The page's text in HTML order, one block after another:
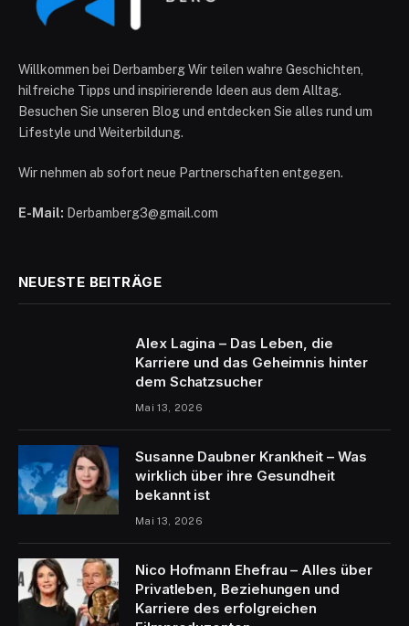
Willkommen bei Derbamberg Wir teilen wahre Geschichten,
hilfreiche Tipps und inspirierende Ideen aus dem Alltag.
Besuchen Sie unseren Blog und entdecken Sie alles rund um
Lifestyle und Weiterbildung.
Wir nehmen ab sofort neue Partnerschaften entgegen.
E-Mail: Derbamberg3@gmail.com
NEUESTE BEITRÄGE
Alex Lagina – Das Leben, die
Karriere und das Geheimnis hinter
dem Schatzsucher
Mai 13, 2026
Susanne Daubner Krankheit – Was
wirklich über ihre Gesundheit
bekannt ist
Mai 13, 2026
Nico Hofmann Ehefrau – Alles über
Privatleben, Beziehungen und
Karriere des erfolgreichen